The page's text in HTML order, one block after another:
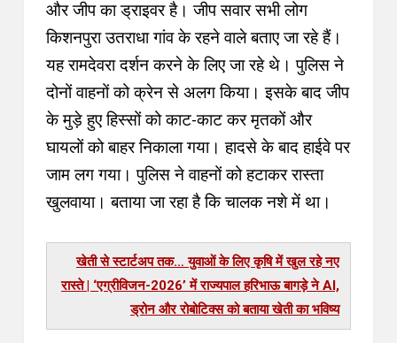
और जीप का ड्राइवर है। जीप सवार सभी लोग
किशनपुरा उतराधा गांव के रहने वाले बताए जा रहे हैं।
यह रामदेवरा दर्शन करने के लिए जा रहे थे। पुलिस ने
दोनों वाहनों को क्रेन से अलग किया। इसके बाद जीप
के मुड़े हुए हिस्सों को काट-काट कर मृतकों और
घायलों को बाहर निकाला गया। हादसे के बाद हाईवे पर
जाम लग गया। पुलिस ने वाहनों को हटाकर रास्ता
खुलवाया। बताया जा रहा है कि चालक नशे में था।
खेती से स्टार्टअप तक… युवाओं के लिए कृषि में खुल रहे नए
रास्ते | ‘एग्रीविजन-2026’ में राज्यपाल हरिभाऊ बागड़े ने AI,
ड्रोन और रोबोटिक्स को बताया खेती का भविष्य